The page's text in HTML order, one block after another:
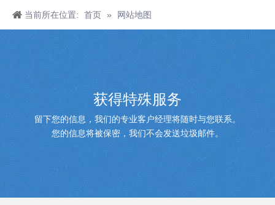
当前所在位置: 首页 » 网站地图
获得特殊服务
留下您的信息，我们的专业客户经理将随时与您联系。
您的信息将被保密，我们不会发送垃圾邮件。